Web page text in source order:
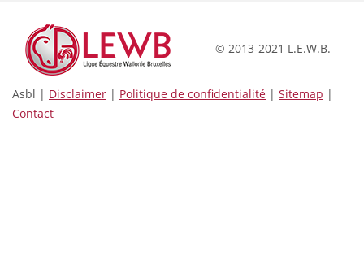
© 2013-2021 L.E.W.B.
Asbl | Disclaimer | Politique de confidentialité | Sitemap |
Contact